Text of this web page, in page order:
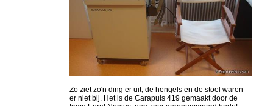
Zo ziet zo'n ding er uit, de hengels en de stoel waren
er niet bij. Het is de Carapuls 419 gemaakt door de